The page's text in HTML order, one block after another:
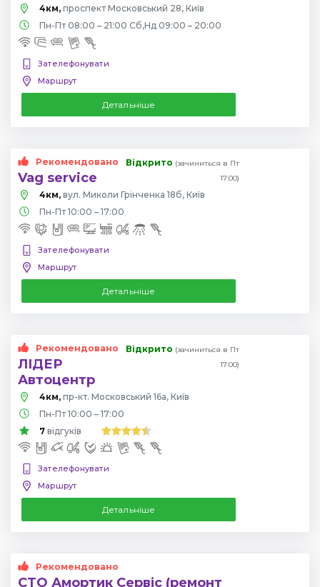
4км, проспект Московський 28, Київ
Пн-Пт 08:00 – 21:00 Сб,Нд 09:00 – 20:00
Зателефонувати
Маршрут
Детальніше
Рекомендовано
Vag service
Відкрито (зачиниться в Пт
17:00)
4км, вул. Миколи Грінченка 18б, Київ
Пн-Пт 10:00 – 17:00
Зателефонувати
Маршрут
Детальніше
Рекомендовано
ЛІДЕР
Автоцентр
Відкрито (зачиниться в Пт
17:00)
4км, пр-кт. Московський 16а, Київ
Пн-Пт 10:00 – 17:00
7 відгуків
Зателефонувати
Маршрут
Детальніше
Рекомендовано
СТО Амортик Сервіс (ремонт